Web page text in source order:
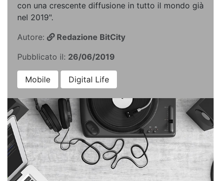
con una crescente diffusione in tutto il mondo già
nel 2019".
Autore:
Redazione BitCity
Pubblicato il: 26/06/2019
Mobile Digital Life